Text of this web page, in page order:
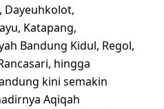
Dayeuhkolot,
Katapang,
Bandung Kidul, Regol,
hingga
kini semakin
Aqiqah